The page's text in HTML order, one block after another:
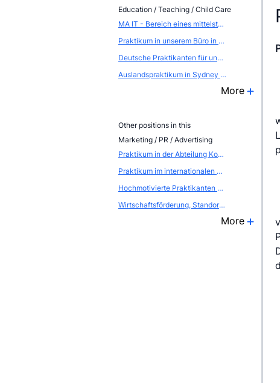
Education / Teaching / Child Care
MA IT - Bereich eines mittelständischen Unternehmens
Praktikum in unserem Büro in Leipzig Abteilung Verkauf
Deutsche Praktikanten für unser International SalesTeam (Paris)
Auslandspraktikum in Sydney in Bereich Marketing!
More
Other positions in this
Marketing / PR / Advertising
Praktikum in der Abteilung Kommunikation - Öffentlichkeitsarbeit / Eventmarketing
Praktikum im internationalen EVENTBEREICH (Atout France, die franz&ouml;sische Zentrale f&uuml;r Tourismus, Abteilung FRANCE CONVENTION BUREAU
Hochmotivierte Praktikanten als WEBSCOUTS gesucht
Wirtschaftsförderung, Standort- und Citymarketing
More